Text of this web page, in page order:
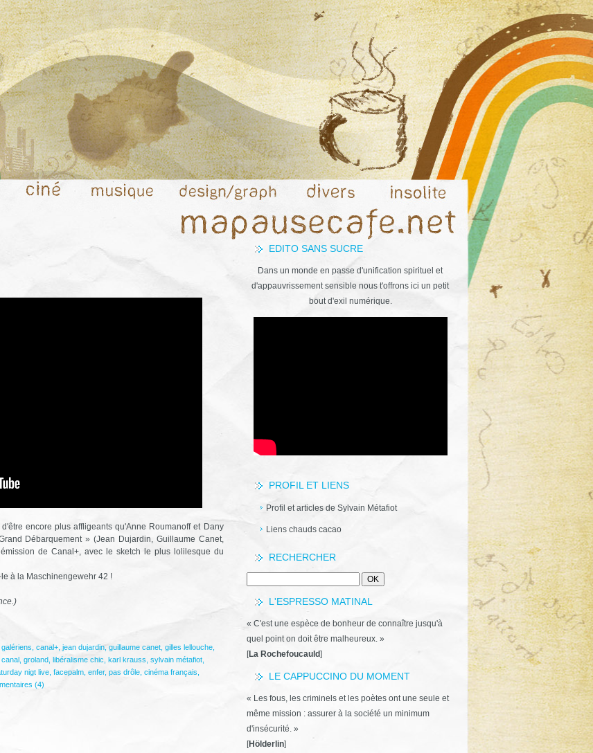
EDITO SANS SUCRE
Dans un monde en passe d'unification spirituel et
d'appauvrissement sensible nous t'offrons ici un petit
bout d'exil numérique.
PROFIL ET LIENS
Profil et articles de Sylvain Métafiot
Liens chauds cacao
RECHERCHER
L'ESPRESSO MATINAL
« C'est une espèce de bonheur de connaître jusqu'à
quel point on doit être malheureux. »
[La Rochefoucauld]
LE CAPPUCCINO DU MOMENT
« Les fous, les criminels et les poètes ont une seule et
même mission : assurer à la société un minimum
d'insécurité. »
[Hölderlin]
encore plus affligeants qu'Anne Roumanoff et Dany
Débarquement » (Jean Dujardin, Guillaume Canet,
de Canal+, avec le sketch le plus lolilesque du
à la Maschinengewehr 42 !
canal+, jean dujardin, guillaume canet, gilles lellouche,
, groland, libéralisme chic karl krauss sylvain métafiot,
nigt live, facepalm, enfer, pas drôle, cinéma français
(4)